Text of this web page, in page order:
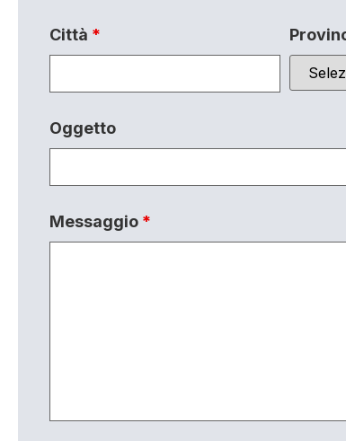
Città *
Oggetto
Messaggio *